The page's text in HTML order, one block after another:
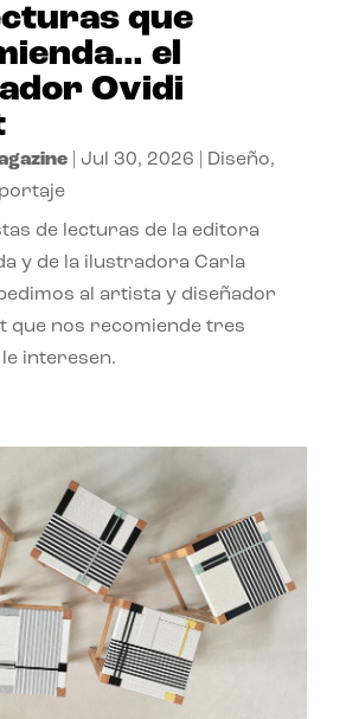
que
el
Ovidi
| Jul 30, 2026 Diseño,
de lecturas de la editora
y de la ilustradora Carla
al artista y diseñador
que nos recomiende tres
interesen.